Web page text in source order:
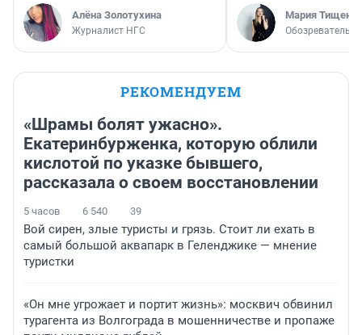
Алёна Золотухина
Журналист НГС
Мария Тищенко
Обозреватель
РЕКОМЕНДУЕМ
«Шрамы болят ужасно».
Екатеринбурженка, которую облили
кислотой по указке бывшего,
рассказала о своем восстановлении
5 часов 6 540 39
Вой сирен, злые туристы и грязь. Стоит ли ехать в
самый большой аквапарк в Геленджике — мнение
туристки
«Он мне угрожает и портит жизнь»: москвич обвинил
турагента из Волгограда в мошенничестве и пропаже